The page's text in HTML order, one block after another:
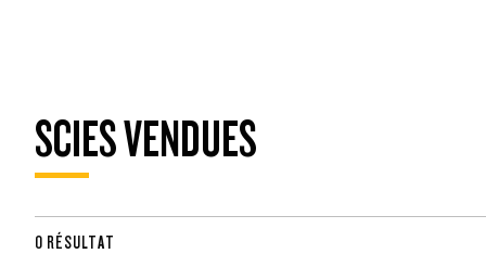
SCIES VENDUES
0 RÉSULTAT